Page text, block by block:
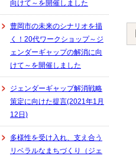
向けて～を開催しました
豊岡市の未来のシナリオを描
く！20代ワークショップ～ジ
ェンダーギャップの解消に向
けて～を開催しました
ジェンダーギャップ解消戦略
策定に向けた提言(2021年1月
12日)
多様性を受け入れ、支え合う
リベラルなまちづくり（ジェ